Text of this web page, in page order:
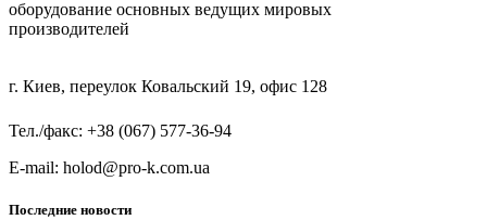
оборудование основных ведущих мировых
производителей
г. Киев, переулок Ковальский 19, офис 128
Тел./факс: +38 (067) 577-36-94
E-mail: holod@pro-k.com.ua
Последние новости